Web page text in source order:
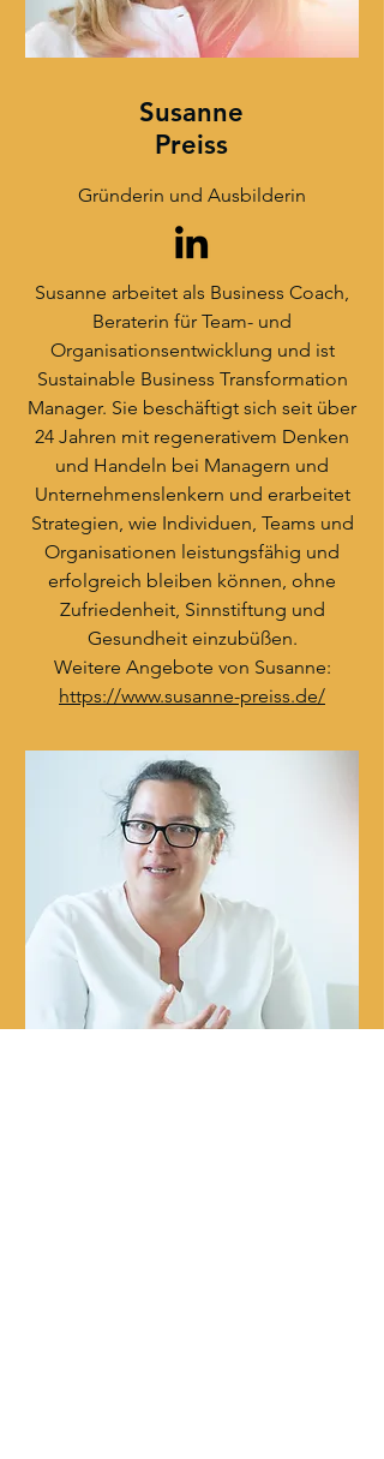
Susanne
Preiss
Gründerin und Ausbilderin
Susanne arbeitet als Business Coach,
Beraterin für Team- und
Organisationsentwicklung und ist
Sustainable Business Transformation
Manager. Sie beschäftigt sich seit über
24 Jahren mit regenerativem Denken
und Handeln bei Managern und
Unternehmenslenkern und erarbeitet
Strategien, wie Individuen, Teams und
Organisationen leistungsfähig und
erfolgreich bleiben können, ohne
Zufriedenheit, Sinnstiftung und
Gesundheit einzubüßen.
Weitere Angebote von Susanne:
https://www.susanne-preiss.de/